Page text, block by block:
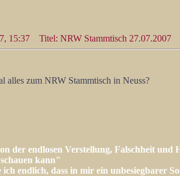
15:37 Titel: NRW Stammtisch 27.07.2007
alles zum NRW Stammtisch in Neuss?
der endlosen Verstellung, Falschheit
kann"
endlich, dass in mir ein unbesiegbarer